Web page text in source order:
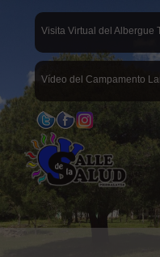
Visita Virtual del Albergue
Vídeo del Campamento